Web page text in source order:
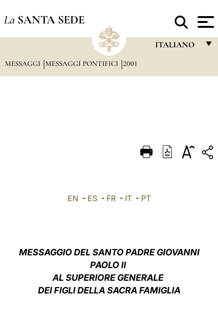
La SANTA SEDE
ITALIANO
DEUTSCH
MESSAGGI MESSAGGI PONTIFICI 2001
EN - ES- FR- IT- PT
MESSAGGIO DEL SANTO PADRE GIOVANNI
PAOLO II
AL SUPERIORE GENERALE
DEI FIGLI DELLA SACRA FAMIGLIA